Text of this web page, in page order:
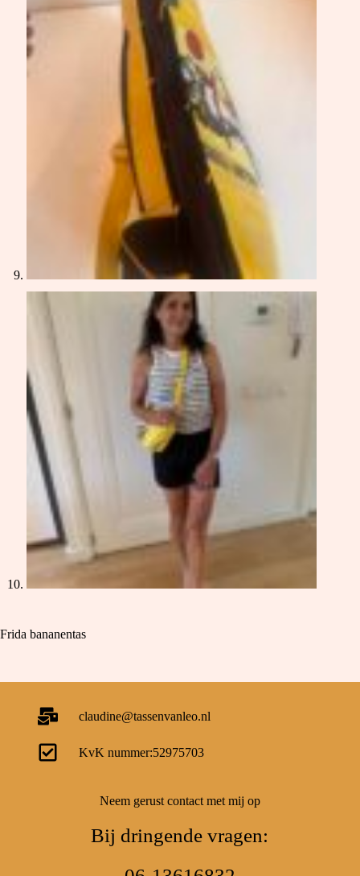
Frida bananentas
claudine@tassenvanleo.nl
KvK nummer:52975703
Neem gerust contact met mij op
Bij dringende vragen: